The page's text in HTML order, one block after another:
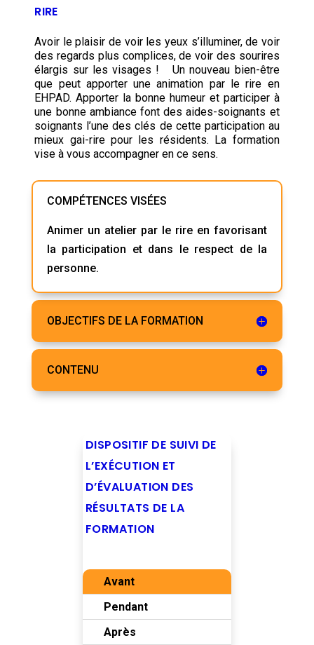
RIRE
Avoir le plaisir de voir les yeux s’illuminer, de voir
des regards plus complices, de voir des sourires
élargis sur les visages ! Un nouveau bien-être
que peut apporter une animation par le rire en
EHPAD. Apporter la bonne humeur et participer à
une bonne ambiance font des aides-soignants et
soignants l’une des clés de cette participation au
mieux gai-rire pour les résidents. La formation
vise à vous accompagner en ce sens.
COMPÉTENCES VISÉES
Animer un atelier par le rire en favorisant
la participation et dans le respect de la
personne.
OBJECTIFS DE LA FORMATION
CONTENU
DISPOSITIF DE SUIVI DE
L’EXÉCUTION ET
D’ÉVALUATION DES
RÉSULTATS DE LA
FORMATION
Avant
Pendant
Après